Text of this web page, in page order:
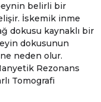
belirli bir
İskemik inme
dokusu kaynaklı bir
dokusunun
neden olur.
Rezonans
Tomografi